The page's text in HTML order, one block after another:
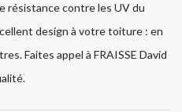
résistance contre les UV du
design à votre toiture : en
Faites appel à FRAISSE David